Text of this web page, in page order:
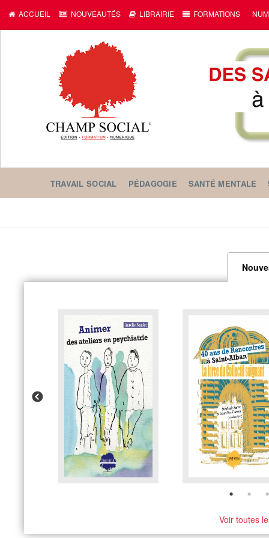
ACCUEIL NOUVEAUTÉS LIBRAIRIE FORMATIONS
TRAVAIL SOCIAL PÉDAGOGIE SANTÉ MENTALE
Voir toutes